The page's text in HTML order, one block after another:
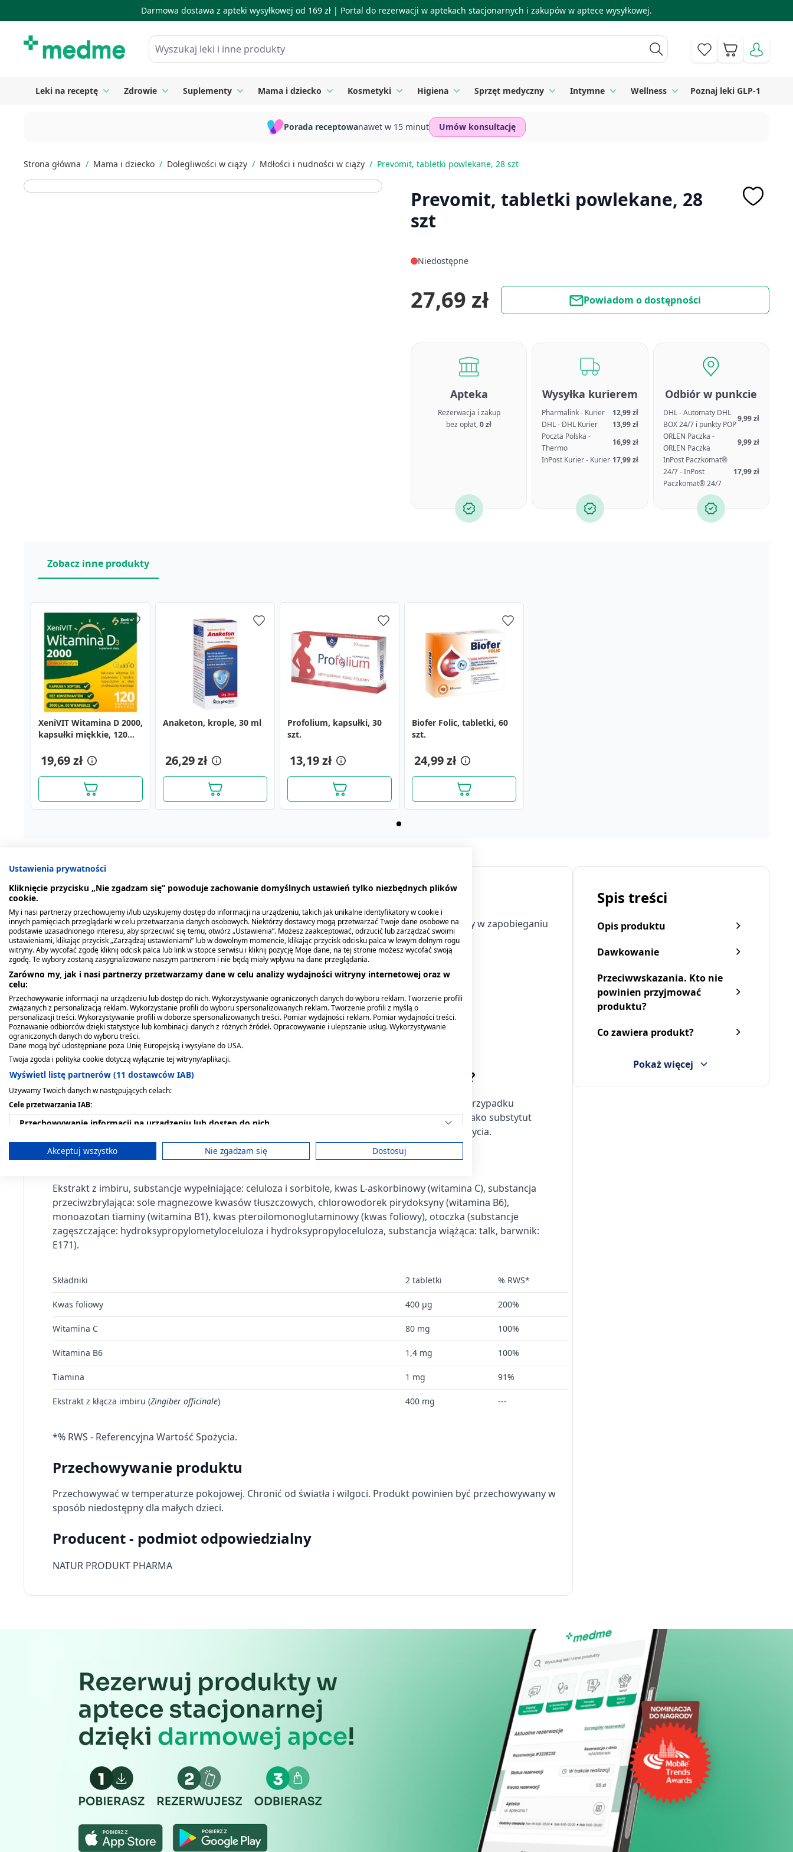
Darmowa dostawa z apteki wysyłkowej od 169 zł | Portal do rezerwacji w aptekach stacjonarnych i zakupów w aptece wysyłkowej.
Wyszukaj leki i inne produkty
Koszyk
Leki na receptę Toggle submenu for Leki na receptę
Zdrowie Toggle submenu for Zdrowie
Suplementy Toggle submenu for Suplementy
Mama i dziecko Toggle submenu for Mama i dziecko
Kosmetyki Toggle submenu for Kosmetyki
Higiena Toggle submenu for Higiena
Sprzęt medyczny Toggle submenu for Sprzęt medyczny
Intymne Toggle submenu for Intymne
Wellness Toggle submenu for Wellness
Poznaj leki GLP-1
Porada receptowanawet w 15 minut Umów konsultację
Strona główna / Mama i dziecko / Dolegliwości w ciąży / Mdłości i nudności w ciąży / Prevomit, tabletki powlekane, 28 szt
Prevomit, tabletki powlekane, 28
szt
Niedostępne
27,69 zł Powiadom o dostępności
Apteka
Rezerwacja i zakup
bez opłat,0 zł
Wysyłka kurierem
Pharmalink - Kurier
12,99 zł
DHL - DHL Kurier
13,99 zł
Poczta Polska -
Thermo
16,99 zł
InPost Kurier - Kurier 17,99 zł
Odbiór w punkcie
DHL - Automaty DHL
BOX 24/7 i punkty POP
9,99 zł
ORLEN Paczka -
ORLEN Paczka
9,99 zł
InPost Paczkomat®
24/7 - InPost
Paczkomat® 24/7
17,99 zł
Zobacz inne produkty
XeniVIT Witamina D 2000,
kapsułki miękkie, 120
19,69 zł
Anaketon, krople, 30 ml
26,29 zł
Profolium, kapsułki, 30
szt.
13,19 zł
Biofer Folic, tabletki, 60
szt.
24,99 zł
Spis treści
Opis produktu
Dawkowanie
Przeciwwskazania. Kto nie
powinien przyjmować
produktu?
Co zawiera produkt?
Pokaż więcej
Opis produktu
Prevomit to dietetyczny środek spożywczy specjalnego przeznaczenia medycznego stosowany w zapobieganiu
mdłości i nudności w ciąży.
Dawkowanie
Zalecane spożycie:
Dorośli:1-2 tabletki dziennie.
Tabletki należy popić wodą.
Przeciwwskazania. Kto nie powinien przyjmować produktu?
Nie należy przekraczać zalecanej porcji do spożycia w ciągu doby. Nie stosować preparatu w przypadku
nadwrażliwości na którykolwiek z jego składników. Suplement diety nie może być stosowany jako substytut
(zamiennik) zróżnicowanej diety. Zalecany jest zrównoważony sposób żywienia i zdrowy tryb życia.
Co zawiera produkt?
Ekstrakt z imbiru, substancje wypełniające: celuloza i sorbitole, kwas L-askorbinowy (witamina C), substancja
przeciwzbrylająca: sole magnezowe kwasów tłuszczowych, chlorowodorek pirydoksyny (witamina B6),
monoazotan tiaminy (witamina B1), kwas pteroilomonoglutaminowy (kwas foliowy), otoczka (substancje
zagęszczające: hydroksypropylometyloceluloza i hydroksypropyloceluloza, substancja wiążąca: talk, barwnik:
E171).
Składniki 2 tabletki % RWS*
Kwas foliowy 400 µg 200%
Witamina C 80 mg 100%
Witamina B6 1,4 mg 100%
Tiamina 1 mg 91%
Ekstrakt z kłącza imbiru (Zingiber officinale) 400 mg ---
*% RWS - Referencyjna Wartość Spożycia.
Przechowywanie produktu
Przechowywać w temperaturze pokojowej. Chronić od światła i wilgoci. Produkt powinien być przechowywany w
sposób niedostępny dla małych dzieci.
Producent - podmiot odpowiedzialny
NATUR PRODUKT PHARMA
Ustawienia prywatności
Kliknięcie przycisku „Nie zgadzam się” powoduje zachowanie domyślnych ustawień tylko niezbędnych plików
cookie.
My i nasi partnerzy przechowujemy i/lub uzyskujemy dostęp do informacji na urządzeniu, takich jak unikalne identyfikatory w cookie i
innych pamięciach przeglądarki w celu przetwarzania danych osobowych. Niektórzy dostawcy mogą przetwarzać Twoje dane osobowe na
podstawie uzasadnionego interesu, aby sprzeciwić się temu, otwórz „Ustawienia”. Możesz zaakceptować, odrzucić lub zarządzać swoimi
ustawieniami, klikając przycisk „Zarządzaj ustawieniami” lub w dowolnym momencie, klikając przycisk odcisku palca w lewym dolnym rogu
witryny. Aby wycofać zgodę kliknij odcisk palca lub link w stopce serwisu i kliknij pozycję Moje dane, na tej stronie możesz wycofać swoją
zgodę. Te wybory zostaną zasygnalizowane naszym partnerom i nie będą miały wpływu na dane przeglądania.
Zarówno my, jak i nasi partnerzy przetwarzamy dane w celu analizy wydajności witryny internetowej oraz w
celu:
Przechowywanie informacji na urządzeniu lub dostęp do nich. Wykorzystywanie ograniczonych danych do wyboru reklam. Tworzenie profili
związanych z personalizacją reklam. Wykorzystanie profili do wyboru spersonalizowanych reklam. Tworzenie profili z myślą o
personalizacji treści. Wykorzystywanie profili w doborze spersonalizowanych treści. Pomiar wydajności reklam. Pomiar wydajności treści.
Poznawanie odbiorców dzięki statystyce lub kombinacji danych z różnych źródeł. Opracowywanie i ulepszanie usług. Wykorzystywanie
ograniczonych danych do wyboru treści.
Dane mogą być udostępniane poza Unię Europejską i wysyłane do USA.
Twoja zgoda i polityka cookie dotyczą wyłącznie tej witryny/aplikacji.
Wyświetl listę partnerów (11 dostawców IAB)
Używamy Twoich danych w następujących celach:
Cele przetwarzania IAB:
Przechowywanie informacji na urządzeniu lub dostęp do nich
Wykorzystywanie ograniczonych danych do wyboru reklam
Wykorzystanie profili do wyboru spersonalizowanych reklam
Tworzenie profili w celu personalizacji treści
Wykorzystywanie profili w celu doboru spersonalizowanych treści
Pomiar efektywności treści
Rozumienie odbiorców dzięki statystyce lub kombinacji danych z różnych źródeł
Rozwój i ulepszanie usług
Wykorzystywanie ograniczonych danych do wyboru treści
Użycie dokładnych danych geolokalizacyjnych
Niezbędne
Wydajność (Performance)
Reklama / śledzenie
Akceptuj wszystko Nie zgadzam się Dostosuj